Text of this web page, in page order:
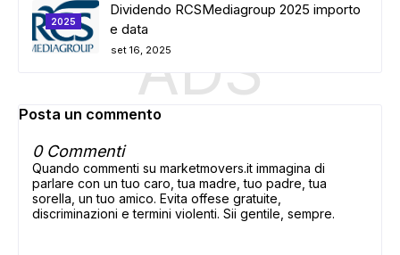
ADS
2025
Dividendo RCSMediagroup 2025 importo
e data
set 16, 2025
Posta un commento
0 Commenti
Quando commenti su marketmovers.it immagina di
parlare con un tuo caro, tua madre, tuo padre, tua
sorella, un tuo amico. Evita offese gratuite,
discriminazioni e termini violenti. Sii gentile, sempre.